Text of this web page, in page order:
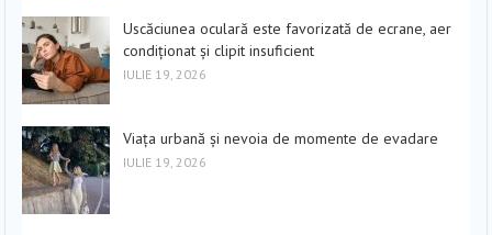
Uscăciunea oculară este favorizată de ecrane, aer
condiționat și clipit insuficient
IULIE 19, 2026
Viața urbană și nevoia de momente de evadare
IULIE 19, 2026